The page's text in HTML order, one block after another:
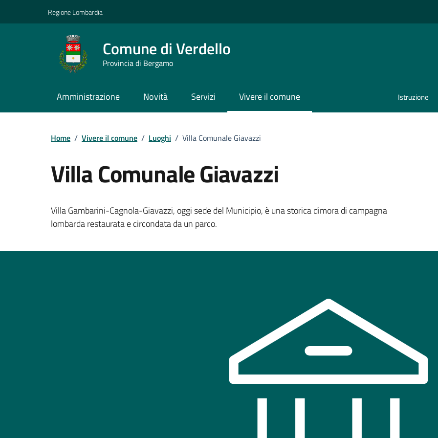
Regione Lombardia
Comune di Verdello
Provincia di Bergamo
Amministrazione Novità Servizi Vivere il comune Istruzione
Home / Vivere il comune / Luoghi / Villa Comunale Giavazzi
Villa Comunale Giavazzi
Villa Gambarini-Cagnola-Giavazzi, oggi sede del Municipio, è una storica dimora di campagna
lombarda restaurata e circondata da un parco.